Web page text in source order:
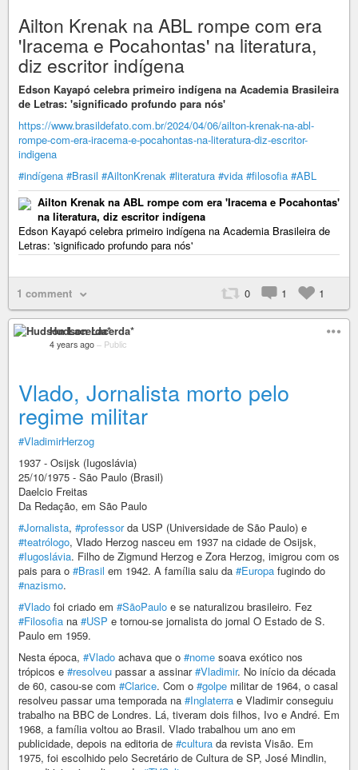
Ailton Krenak na ABL rompe com era
'Iracema e Pocahontas' na literatura,
diz escritor indígena
Edson Kayapó celebra primeiro indígena na Academia Brasileira
de Letras: 'significado profundo para nós'
https://www.brasildefato.com.br/2024/04/06/ailton-krenak-na-abl-
rompe-com-era-iracema-e-pocahontas-na-literatura-diz-escritor-
indigena
#indígena #Brasil #AiltonKrenak #literatura #vida #filosofia #ABL
Ailton Krenak na ABL rompe com era 'Iracema e Pocahontas'
na literatura, diz escritor indígena
Edson Kayapó celebra primeiro indígena na Academia Brasileira de
Letras: 'significado profundo para nós'
1 comment 0 1 1
Hudson Lacerda*
4 years ago – Public
Vlado, Jornalista morto pelo
regime militar
#VladimirHerzog
1937 - Osijsk (Iugoslávia)
25/10/1975 - São Paulo (Brasil)
Daelcio Freitas
Da Redação, em São Paulo
#Jornalista, #professorda USP (Universidade de São Paulo) e
#teatrólogo, Vlado Herzog nasceu em 1937 na cidade de Osijsk,
#Iugoslávia. Filho de Zigmund Herzog e Zora Herzog, imigrou com os
pais para o #Brasil em 1942. A família saiu da #Europa fugindo do
#nazismo.
#Vlado foi criado em #SãoPaulo e se naturalizou brasileiro. Fez
#Filosofia na #USP e tornou-se jornalista do jornal O Estado de S.
Paulo em 1959.
Nesta época, #Vlado achava que o #nome soava exótico nos
trópicos e #resolveu passar a assinar#Vladimir. No início da década
de 60, casou-se com #Clarice. Com o #golpe militar de 1964, o casal
resolveu passar uma temporada na #Inglaterra e Vladimir conseguiu
trabalho na BBC de Londres. Lá, tiveram dois filhos, Ivo e André. Em
1968, a família voltou ao Brasil. Vlado trabalhou um ano em
publicidade, depois na editoria de #cultura da revista Visão. Em
1975, foi escolhido pelo Secretário de Cultura de SP, José Mindlin,